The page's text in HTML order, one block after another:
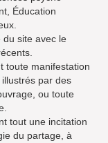
Éducation
du site avec le
toute manifestation
par des
ou toute
tout une incitation
du partage, à